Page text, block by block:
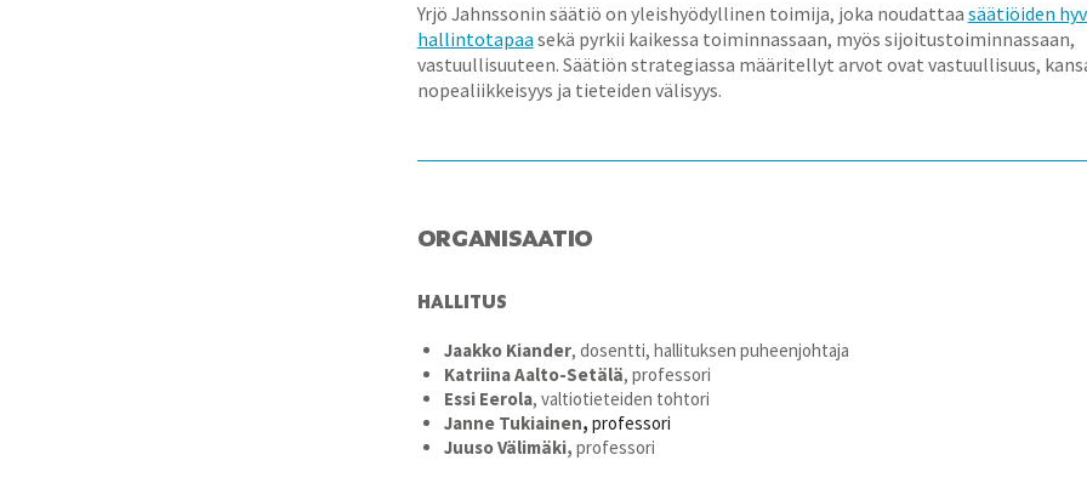
Yrjö Jahnssonin säätiö on yleishyödyllinen toimija, joka noudattaa säätiöiden
hallintotapaa sekä pyrkii kaikessa toiminnassaan, myös sijoitustoiminnassaan,
vastuullisuuteen. Säätiön strategiassa määritellyt arvot ovat vastuullisuus,
nopealiikkeisyys ja tieteiden välisyys.
ORGANISAATIO
HALLITUS
Jaakko Kiander, dosentti, hallituksen puheenjohtaja
Katriina Aalto-Setälä, professori
Essi Eerola, valtiotieteiden tohtori
Janne Tukiainen,professori
Juuso Välimäki, professori